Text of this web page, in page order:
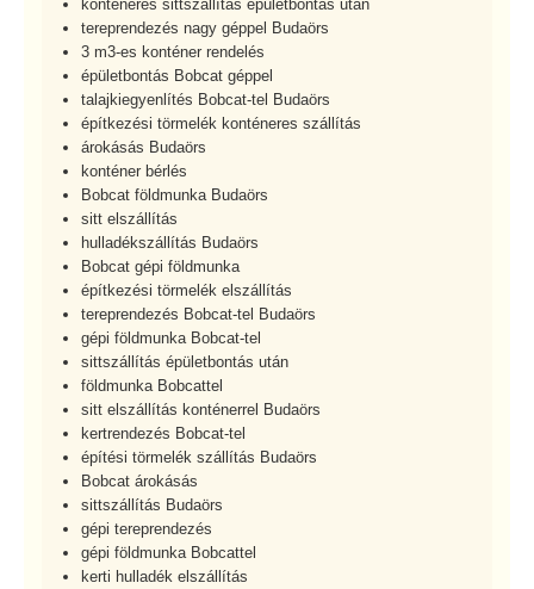
konténeres sittszállítás épületbontás után
tereprendezés nagy géppel Budaörs
3 m3-es konténer rendelés
épületbontás Bobcat géppel
talajkiegyenlítés Bobcat-tel Budaörs
építkezési törmelék konténeres szállítás
árokásás Budaörs
konténer bérlés
Bobcat földmunka Budaörs
sitt elszállítás
hulladékszállítás Budaörs
Bobcat gépi földmunka
építkezési törmelék elszállítás
tereprendezés Bobcat-tel Budaörs
gépi földmunka Bobcat-tel
sittszállítás épületbontás után
földmunka Bobcattel
sitt elszállítás konténerrel Budaörs
kertrendezés Bobcat-tel
építési törmelék szállítás Budaörs
Bobcat árokásás
sittszállítás Budaörs
gépi tereprendezés
gépi földmunka Bobcattel
kerti hulladék elszállítás